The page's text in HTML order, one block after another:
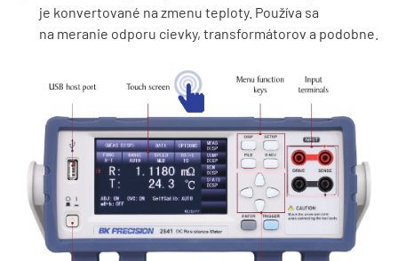
je konvertované na zmenu teploty. Používa sa
na meranie odporu cievky, transformátorov a podobne.